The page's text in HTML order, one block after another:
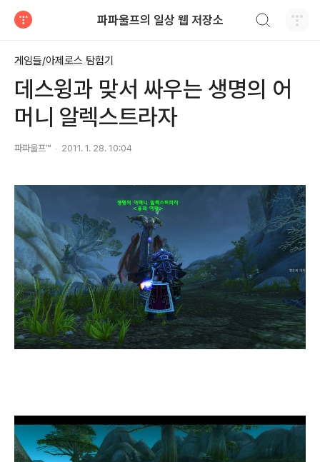
파파울프의 일상 웹 저장소
게임들/아제로스 탐험기
데스윙과 맞서 싸우는 생명의 어
머니 알렉스트라자
파파울프™ 2011. 1. 28. 10:04